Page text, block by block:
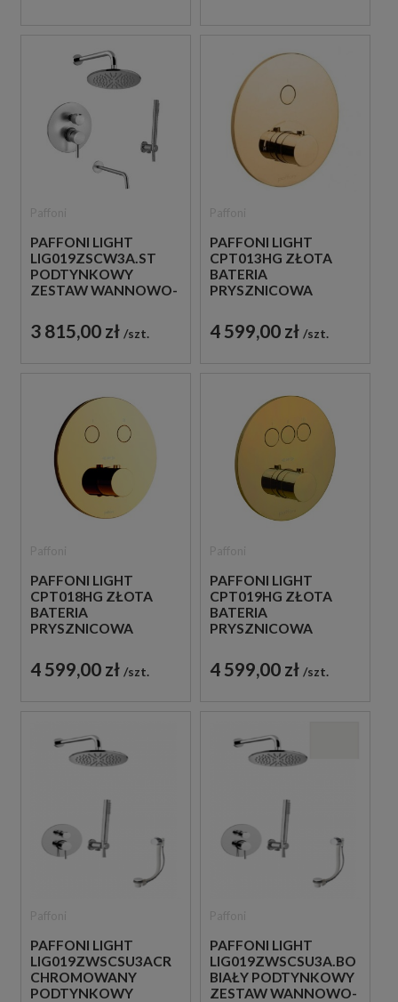
PAFFONI LIGHT
LIG019ZSCW3A.ST
PODTYNKOWY
ZESTAW WANNOWO-
WYLEWKĄ STAL
SZCZOTKOWANA
3 815,00 zł szt.
PAFFONI LIGHT
CPT013HG ZŁOTA
BATERIA
PRYSZNICOWA
TERMOSTATYCZNA 1-
DROŻNA
4 599,00 zł szt.
PAFFONI LIGHT
CPT018HG ZŁOTA
BATERIA
PRYSZNICOWA
TERMOSTATYCZNA 2-
DROŻNA
4 599,00 zł szt.
PAFFONI LIGHT
CPT019HG ZŁOTA
BATERIA
PRYSZNICOWA
TERMOSTATYCZNA 3-
DROŻNA
4 599,00 zł szt.
PAFFONI LIGHT
LIG019ZWSCSU3ACR
CHROMOWANY
PODTYNKOWY
PAFFONI LIGHT
LIG019ZWSCSU3A.BO
BIAŁY PODTYNKOWY
ZESTAW WANNOWO-